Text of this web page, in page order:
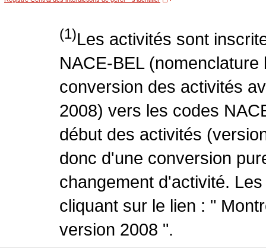
(1)Les activités sont
NACE-BEL
conversion des activités
2008) vers les codes
début des activités
donc d'une conversion
changement d'activité.
cliquant sur le lien : "
version 2008 ".